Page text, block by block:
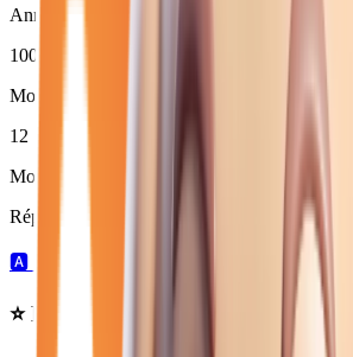
Année moyenne
100
Moins de 3 ans (
12
Moins de 50 000 km
Répartition par boîte de vitesses :
🅰️
⭐ Nos meilleures offres près